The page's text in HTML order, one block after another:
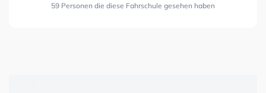
59 Personen die diese Fahrschule gesehen haben